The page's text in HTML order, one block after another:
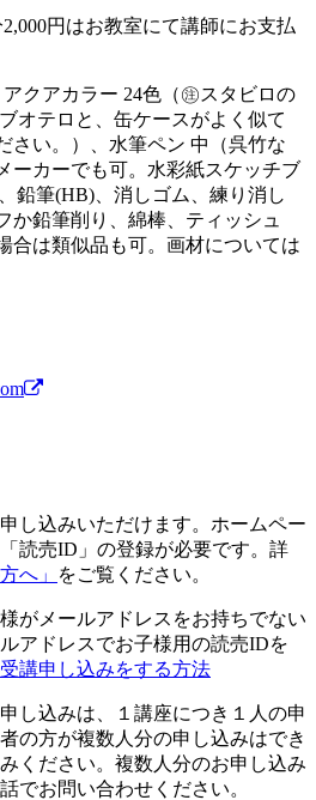
円はお教室にて講師にお支払
クアカラー 24色（㊟スタビロの
オテロと、缶ケースがよく似て
さい。）、水筆ペン 中（呉竹な
ーカーでも可。水彩紙スケッチブ
鉛筆(HB)、消しゴム、練り消し
か鉛筆削り、綿棒、ティッシュ
合は類似品も可。画材については
し込みいただけます。ホームペー
読売ID」の登録が必要です。詳
へ」 をご覧ください。
がメールアドレスをお持ちでない
アドレスでお子様用の読売IDを
講申し込みをする方法
し込みは、１講座につき１人の申
の方が複数人分の申し込みはでき
ください。複数人分のお申し込み
でお問い合わせください。